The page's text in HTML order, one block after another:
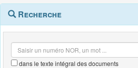
Navigation
outils
Menu
contextuel
Recherche
dans le texte intégral des documents